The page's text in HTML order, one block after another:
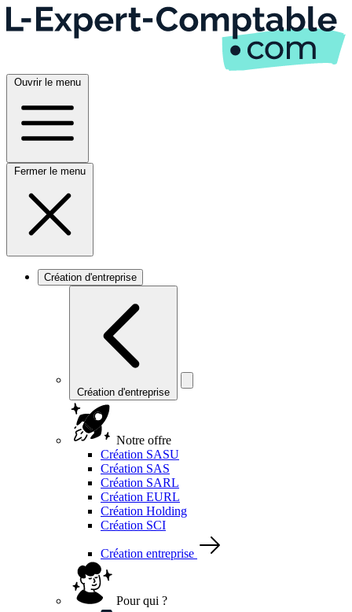
Ouvrir le menu
Fermer le menu
Création d'entreprise
Création d'entreprise
Notre offre
Création SASU
Création SAS
Création SARL
Création EURL
Création Holding
Création SCI
Création entreprise
Pour qui ?